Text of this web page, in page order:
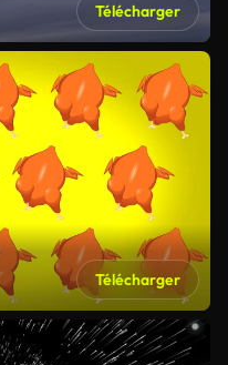
Télécharger
Télécharger